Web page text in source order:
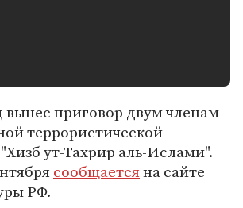
приговор двум членам
террористической
ут-Тахрир аль-Ислами".
сообщаетсяна сайте
РФ.